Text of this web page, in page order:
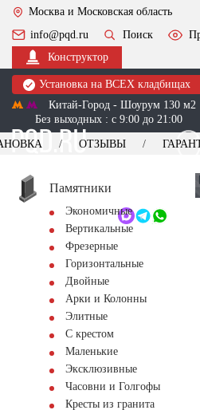
Москва и Московская область
info@pqd.ru
Поиск
Конструктор
Установка на ВСЕХ кладбищах
Китай-Город - Шоурум 130 м2
Без выходных : с 9:00 до 21:00
+7 (495) 518-44-23
Обратный звонок
ОТЗЫВЫ
Памятники
Экономичные
Вертикальные
Фрезерные
Горизонтальные
Двойные
Арки и Колонны
Элитные
С крестом
Маленькие
Эксклюзивные
Часовни и Голгофы
Кресты из гранита